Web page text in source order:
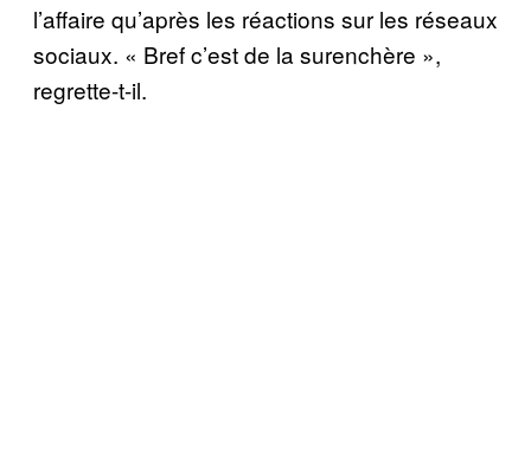
l’affaire qu’après les réactions sur les réseaux
sociaux. « Bref c’est de la surenchère »,
regrette-t-il.